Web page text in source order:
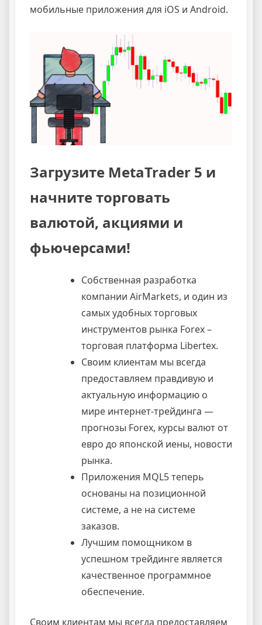
мобильные приложения для iOS и Android.
Загрузите MetaTrader 5 и
начните торговать
валютой, акциями и
фьючерсами!
Собственная разработка
компании AirMarkets, и один из
самых удобных торговых
инструментов рынка Forex –
торговая платформа Libertex.
Своим клиентам мы всегда
предоставляем правдивую и
актуальную информацию о
мире интернет-трейдинга —
прогнозы Forex, курсы валют от
евро до японской иены, новости
рынка.
Приложения MQL5 теперь
основаны на позиционной
системе, а не на системе
заказов.
Лучшим помощником в
успешном трейдинге является
качественное программное
обеспечение.
Своим клиентам мы всегда предоставляем